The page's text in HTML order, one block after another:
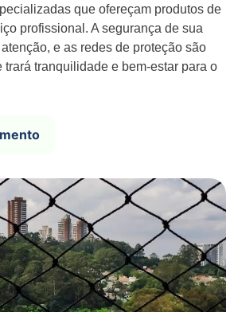
que ofereçam produtos de
profissional. A segurança de sua
e as redes de proteção são
trará tranquilidade e bem-estar para o